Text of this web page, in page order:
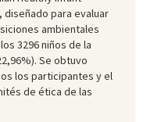
diseñado para evaluar
ambientales
3296 niños de la
Se obtuvo
los participantes y el
de ética de las